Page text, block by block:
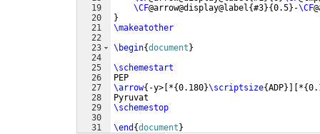
19
20
21
22
23
24
25
26
27
28
29
30
31
\CF@arrow@display@label{#3}{0.5} -\CF
}
\makeatother
\begin{document }
\schemestart
PEP
\arrow{ -y> *{0.180}\scriptsize{ADP}] *{
Pyruvat
\schemestop
\end {document }